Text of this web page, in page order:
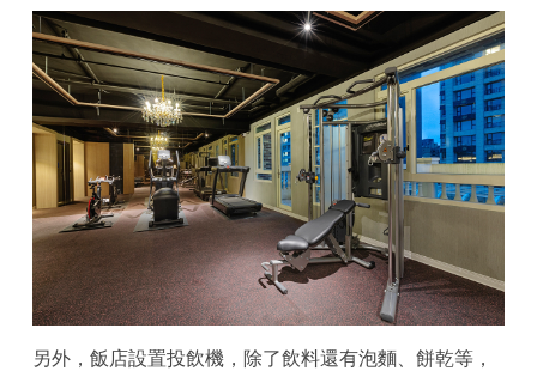
另外，飯店設置投飲機，除了飲料還有泡麵、餅乾等，